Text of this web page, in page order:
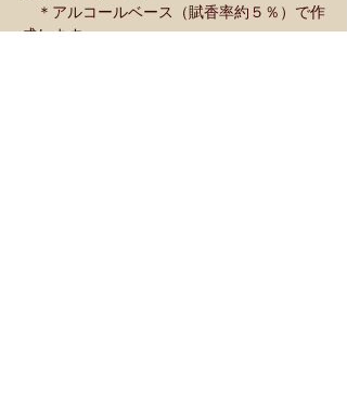
＊アルコールベース（賦香率約５％）で作
成します。